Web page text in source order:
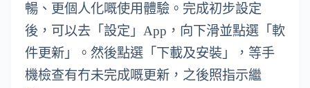
暢、更個人化嘅使用體驗。完成初步設定
後，可以去「設定」App，向下滑並點選「軟
件更新」。然後點選「下載及安裝」，等手
機檢查有冇未完成嘅更新，之後照指示繼